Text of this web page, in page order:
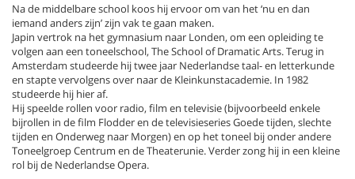
Na de middelbare school koos hij ervoor om van het ‘nu en dan
iemand anders zijn’ zijn vak te gaan maken.
Japin vertrok na het gymnasium naar Londen, om een opleiding te
volgen aan een toneelschool, The School of Dramatic Arts. Terug in
Amsterdam studeerde hij twee jaar Nederlandse taal- en letterkunde
en stapte vervolgens over naar de Kleinkunstacademie. In 1982
studeerde hij hier af.
Hij speelde rollen voor radio, film en televisie (bijvoorbeeld enkele
bijrollen in de film Flodder en de televisieseries Goede tijden, slechte
tijden en Onderweg naar Morgen) en op het toneel bij onder andere
Toneelgroep Centrum en de Theaterunie. Verder zong hij in een kleine
rol bij de Nederlandse Opera.